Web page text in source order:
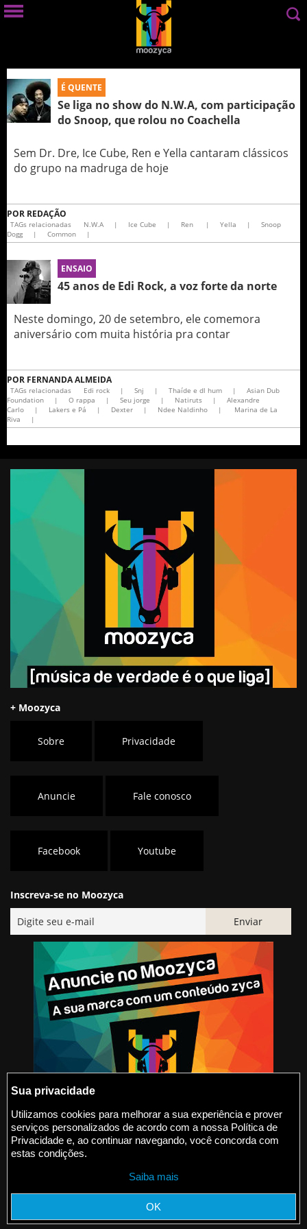
É QUENTE
Se liga no show do N.W.A, com participação
do Snoop, que rolou no Coachella
Sem Dr. Dre, Ice Cube, Ren e Yella cantaram clássicos
do grupo na madruga de hoje
POR REDAÇÃO
TAGs relacionadas N.W.A | Ice Cube | Ren | Yella |
Snoop
Dogg
| Common |
ENSAIO
45 anos de Edi Rock, a voz forte da norte
Neste domingo, 20 de setembro, ele comemora
aniversário com muita história pra contar
POR FERNANDA ALMEIDA
TAGs relacionadas Edi rock | Snj | Thaíde e dl hum |
Asian Dub
Foundation
| O rappa | Seu jorge | Natiruts |
Alexandre
Carlo
| Lakers e Pá | Dexter | Ndee Naldinho |
Marina de La
Riva
|
+ Moozyca
Sobre Privacidade
Anuncie Fale conosco
Facebook Youtube
Inscreva-se no Moozyca
@2015-2026 Moozyca
Sua privacidade
Utilizamos cookies para melhorar a sua experiência e prover
serviços personalizados de acordo com a nossa Política de
Privacidade e, ao continuar navegando, você concorda com
estas condições.
Saiba mais
OK